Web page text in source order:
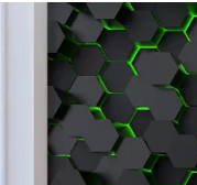
Standard
.33299 .00 /m²
Premium
.67379 .00Kr /m²